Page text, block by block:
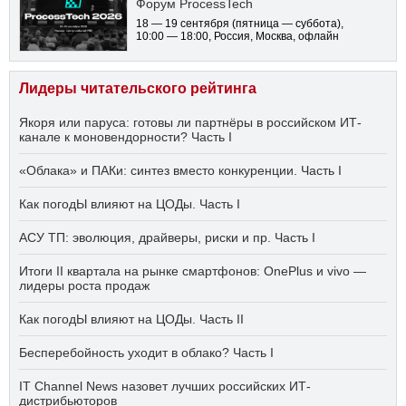
Форум ProcessTech
18 — 19 сентября (пятница — суббота),
10:00 — 18:00, Россия, Москва, офлайн
Лидеры читательского рейтинга
Якоря или паруса: готовы ли партнёры в российском ИТ-
канале к моновендорности? Часть I
«Облака» и ПАКи: синтез вместо конкуренции. Часть I
Как погодЫ влияют на ЦОДы. Часть I
АСУ ТП: эволюция, драйверы, риски и пр. Часть I
Итоги II квартала на рынке смартфонов: OnePlus и vivo —
лидеры роста продаж
Как погодЫ влияют на ЦОДы. Часть II
Бесперебойность уходит в облако? Часть I
IT Channel News назовет лучших российских ИТ-
дистрибьюторов